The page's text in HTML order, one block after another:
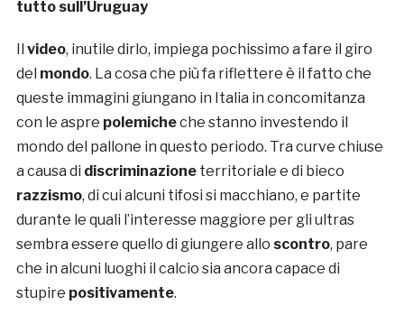
tutto sull’Uruguay
Il video, inutile dirlo, impiega pochissimo a fare il giro
del mondo. La cosa che più fa riflettere è il fatto che
queste immagini giungano in Italia in concomitanza
con le aspre polemicheche stanno investendo il
mondo del pallone in questo periodo. Tra curve chiuse
a causa di discriminazioneterritoriale e di bieco
razzismo, di cui alcuni tifosi si macchiano, e partite
durante le quali l’interesse maggiore per gli ultras
sembra essere quello di giungere allo scontro, pare
che in alcuni luoghi il calcio sia ancora capace di
stupire positivamente.